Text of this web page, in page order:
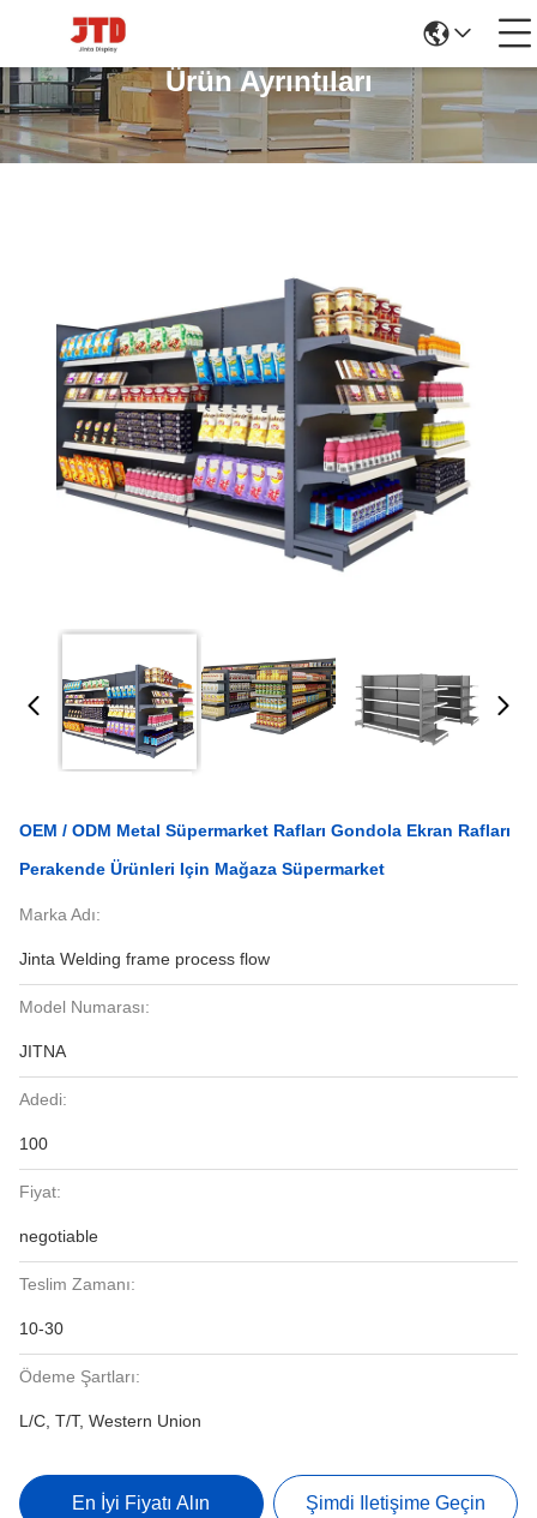
Ürün Ayrıntıları
OEM / ODM Metal Süpermarket Rafları Gondola Ekran Rafları
Perakende Ürünleri Için Mağaza Süpermarket
Marka Adı:
Jinta Welding frame process flow
Model Numarası:
JITNA
Adedi:
100
Fiyat:
negotiable
Teslim Zamanı:
10-30
Ödeme Şartları:
L/C, T/T, Western Union
En İyi Fiyatı Alın Şimdi Iletişime Geçin